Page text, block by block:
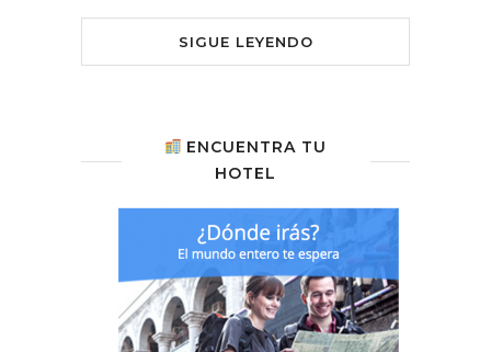
SIGUE LEYENDO
ENCUENTRA TU
HOTEL